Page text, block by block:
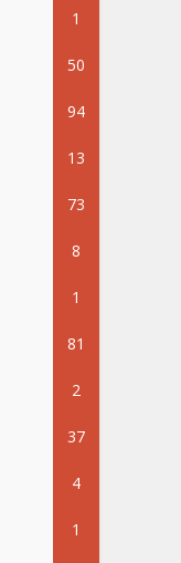
1
50
94
13
73
8
1
81
2
37
4
1